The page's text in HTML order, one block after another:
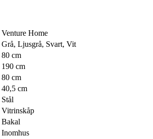
Venture Home
Grå, Ljusgrå, Svart, Vit
80 cm
190 cm
80 cm
40,5 cm
Stål
Vitrinskåp
Bakal
Inomhus